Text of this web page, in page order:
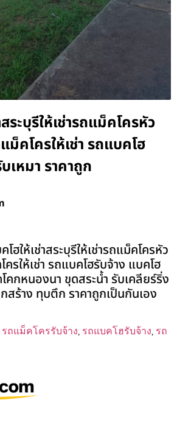
ระบุรีให้เช่ารถแม็คโครหัว
ม็คโครให้เช่า รถแบคโฮ
เหมา ราคาถูก
ฮให้เช่าสระบุรีให้เช่ารถแม็คโครหัว
รให้เช่า รถแบคโฮรับจ้าง แบคโฮ
คกหนองนา ขุดสระน้ำ รับเคลียร์ริ่ง
ร้าง ทุบตึก ราคาถูกเป็นกันเอง
รถแม็คโครรับจ้าง, รถแบคโฮรับจ้าง, รถ